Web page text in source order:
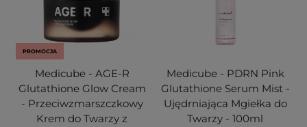
PROMOCJA
Medicube - AGE-R
Glutathione Glow Cream
- Przeciwzmarszczkowy
Krem do Twarzy z
Medicube - PDRN Pink
Glutathione Serum Mist -
Ujędrniająca Mgiełka do
Twarzy - 100ml